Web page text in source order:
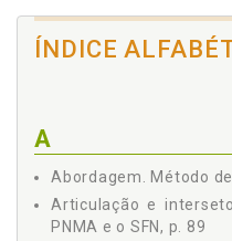
3.2 PROPOSTAS PARA
ENTRE O SFN E A
ÍNDICE
A
Abordagem. Método
Articulação e
PNMA e o SFN, p. 89